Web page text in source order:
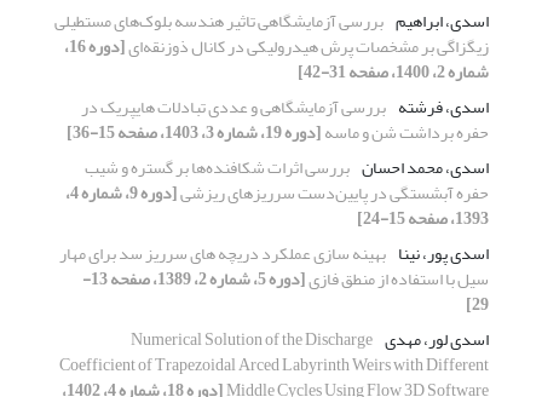
اسدی، ابراهیم بررسی آزمایشگاهی تاثیر هندسه بلوک‌های مستطیلی
زیگزاگی بر مشخصات پرش هیدرولیکی در کانال ذوزنقه‌ای [دوره 16،
شماره 2، 1400، صفحه 31-42]
اسدی، فرشته بررسی آزمایشگاهی و عددی تبادلات هایپریک در
حفره برداشت شن و ماسه[دوره 19، شماره 3، 1403، صفحه 15-36]
اسدی، محمد احسان بررسی اثرات شکافنده‌ها بر گستره و شیب
حفره آبشستگی در پایین‌دست سرریزهای ریزشی [دوره 9، شماره 4،
1393، صفحه 15-24]
اسدی پور، نینا بهینه سازی عملکرد دریچه های سرریز سد برای مهار
سیل با استفاده از منطق فازی [دوره 5، شماره 2، 1389، صفحه 13-
29]
اسدی لور، مهدی Numerical Solution of the Discharge
Coefficient of Trapezoidal Arced Labyrinth Weirs with Different
Middle Cycles Using Flow 3D Software [دوره 18، شماره 4، 1402،